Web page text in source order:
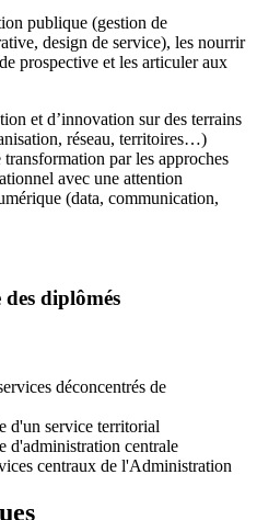
publique (gestion de
design de service), les nourrir
prospective et les articuler aux
et d’innovation sur des terrains
réseau, territoires…)
par les approches
avec une attention
(data, communication,
diplômés
déconcentrés de
d'un service territorial
d'administration centrale
centraux de l'Administration